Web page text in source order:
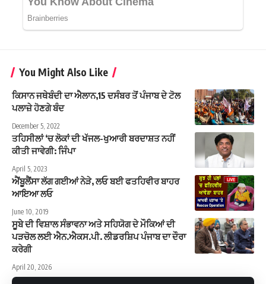
You Might Also Like
ਕਿਸਾਨ ਜਥੇਬੰਦੀ ਦਾ ਐਲਾਨ,15 ਦਸੰਬਰ ਤੋਂ ਪੰਜਾਬ ਦੇ ਟੋਲ
ਪਲਾਜ਼ੇ ਹੋਣਗੇ ਬੰਦ
December 5, 2022
ਤਹਿਸੀਲਾਂ ‘ਚ ਲੋਕਾਂ ਦੀ ਖੱਜਲ-ਖੁਆਰੀ ਬਰਦਾਸ਼ਤ ਨਹੀਂ
ਕੀਤੀ ਜਾਵੇਗੀ: ਜਿੰਪਾ
April 5, 2023
ਐਂਬੂਲੈਂਸਾ ਲੱਗ ਗਈਆਂ ਨੇੜੇ, ਲਓ ਬਈ ਫਤਹਿਵੀਰ ਬਾਹਰ
ਆਇਆ ਲਓ
June 10, 2019
ਸੂਬੇ ਦੀ ਵਿਸ਼ਾਲ ਸੰਭਾਵਨਾ ਅਤੇ ਸਹਿਯੋਗ ਦੇ ਮੌਕਿਆਂ ਦੀ
ਪੜਚੋਲ ਲਈ ਐਨ.ਐਕਸ.ਪੀ. ਲੀਡਰਸ਼ਿਪ ਪੰਜਾਬ ਦਾ ਦੌਰਾ
ਕਰੇਗੀ
April 20, 2026